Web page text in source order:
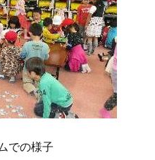
での様子